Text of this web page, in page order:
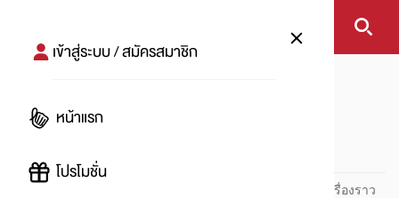
เข้าสู่ระบบ / สมัครสมาชิก
หน้าแรก
โปรโมชั่น
ปันโปร PUNPRO ที่ 1 ด้านโปรโมชัน อัปเดตและติดตามทุกเรื่องราว